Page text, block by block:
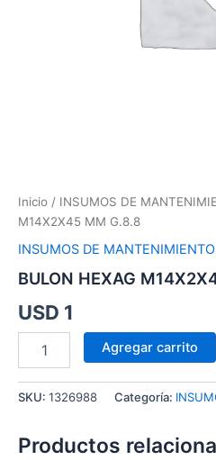
Inicio / INSUMOS DE
M14X2X45 MM G.8.8
INSUMOS DE MANTENIMIENTO
BULON HEXAG
USD 1
Agregar carrito
SKU: 1326988 Categoría:
Productos